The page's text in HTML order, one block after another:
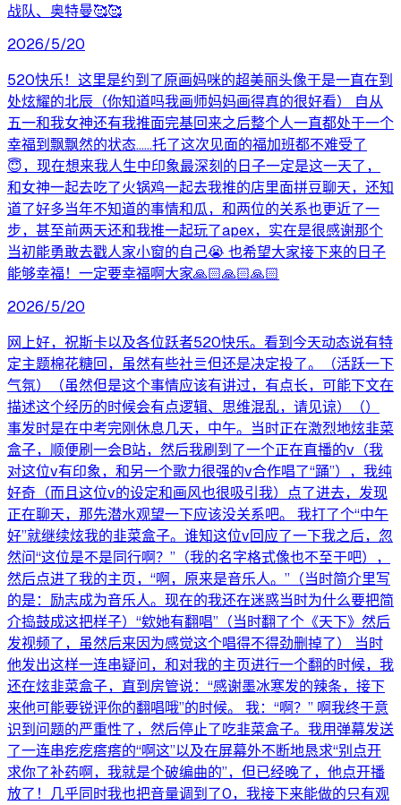
战队、奥特曼🥰🥰
2026/5/20
520快乐！这里是约到了原画妈咪的超美丽头像于是一直在到
处炫耀的北辰（你知道吗我画师妈妈画得真的很好看） 自从
五一和我女神还有我推面完基回来之后整个人一直都处于一个
幸福到飘飘然的状态……托了这次见面的福加班都不难受了
😇，现在想来我人生中印象最深刻的日子一定是这一天了，
和女神一起去吃了火锅鸡一起去我推的店里面拼豆聊天，还知
道了好多当年不知道的事情和瓜，和两位的关系也更近了一
步，甚至前两天还和我推一起玩了apex，实在是很感谢那个
当初能勇敢去戳人家小窗的自己😭 也希望大家接下来的日子
能够幸福！一定要幸福啊大家🙏🏻🙏🏻🙏🏻
2026/5/20
网上好，祝斯卡以及各位跃者520快乐。看到今天动态说有特
定主题棉花糖回，虽然有些社亖但还是决定投了。（活跃一下
气氛）（虽然但是这个事情应该有讲过，有点长，可能下文在
描述这个经历的时候会有点逻辑、思维混乱，请见谅）（）
事发时是在中考完刚休息几天，中午。当时正在激烈地炫韭菜
盒子，顺便刷一会B站，然后我刷到了一个正在直播的v（我
对这位v有印象，和另一个歌力很强的v合作唱了“踊”），我纯
好奇（而且这位v的设定和画风也很吸引我）点了进去，发现
正在聊天，那先潜水观望一下应该没关系吧。 我打了个“中午
好”就继续炫我的韭菜盒子。谁知这位v回应了一下我之后，忽
然问“这位是不是同行啊？”（我的名字格式像也不至于吧），
然后点进了我的主页，“啊，原来是音乐人。”（当时简介里写
的是：励志成为音乐人。现在的我还在迷惑当时为什么要把简
介捣鼓成这把样子）“欸她有翻唱”（当时翻了个《天下》然后
发视频了，虽然后来因为感觉这个唱得不得劲删掉了） 当时
他发出这样一连串疑问，和对我的主页进行一个翻的时候，我
还在炫韭菜盒子，直到房管说：“感谢墨冰寒发的辣条，接下
来他可能要锐评你的翻唱哦”的时候。 我：“啊？” 啊我终于意
识到问题的严重性了，然后停止了吃韭菜盒子。我用弹幕发送
了一连串疙疙瘩瘩的“啊这”以及在屏幕外不断地恳求“别点开
求你了补药啊，我就是个破编曲的”，但已经晚了，他点开播
放了！几乎同时我也把音量调到了0，我接下来能做的只有观